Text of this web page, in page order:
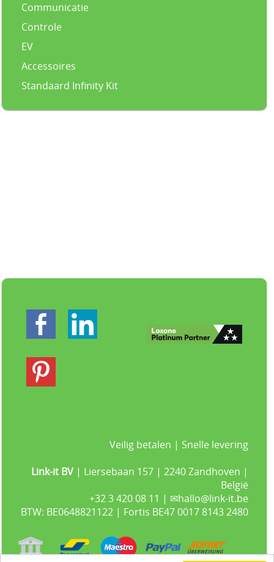
Communicatie
Controle
EV
Accessoires
Standaard Infinity Kit
Veilig betalen | Snelle levering
Link-it BV | Liersebaan 157 | 2240 Zandhoven |
België
+32 3 420 08 11 | ✉hallo@link-it.be
BTW: BE0648821122 | Fortis BE47 0017 8143 2480